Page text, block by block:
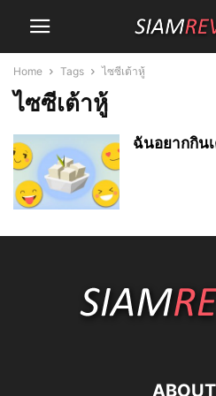
Home Tags ไซซีเต้าหู้
ไซซีเต้าหู้
ฉันอยากกิน